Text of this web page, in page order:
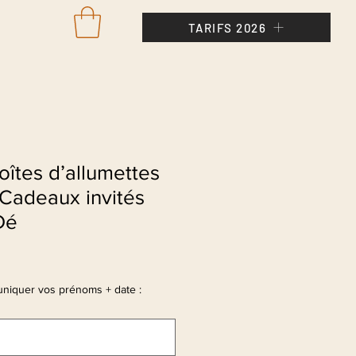
TARIFS 2026
d’allumettes
invités
vos prénoms + date :